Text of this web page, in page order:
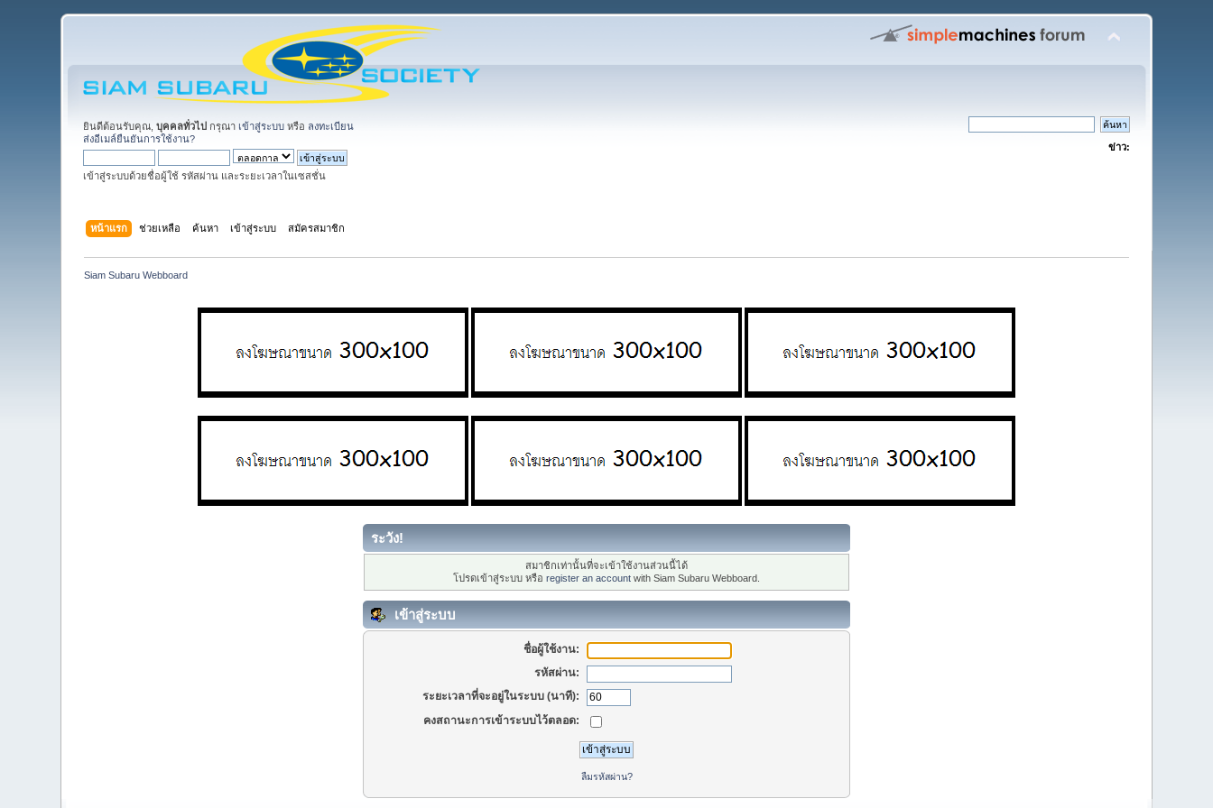
ยินดีต้อนรับคุณ,บุคคลทั่วไป กรุณา เข้าสู่ระบบ หรือ ลงทะเบียน
ส่งอีเมล์ยืนยันการใช้งาน?
เข้าสู่ระบบด้วยชื่อผู้ใช้ รหัสผ่าน และระยะเวลาในเซสชั่น
ข่าว:
หน้าแรก ช่วยเหลือ ค้นหา เข้าสู่ระบบ สมัครสมาชิก
Siam Subaru Webboard
ระวัง!
สมาชิกเท่านั้นที่จะเข้าใช้งานส่วนนี้ได้
โปรดเข้าสู่ระบบ หรือ register an account with Siam Subaru Webboard.
เข้าสู่ระบบ
ชื่อผู้ใช้งาน:
รหัสผ่าน:
ระยะเวลาที่จะอยู่ในระบบ (นาที):
คงสถานะการเข้าระบบไว้ตลอด:
ลืมรหัสผ่าน?